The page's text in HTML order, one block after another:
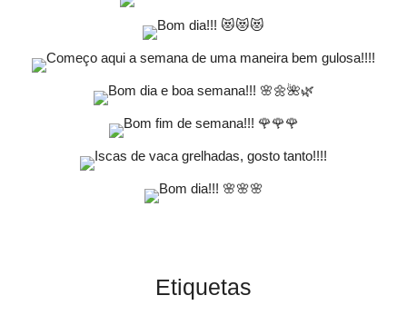
Etiquetas